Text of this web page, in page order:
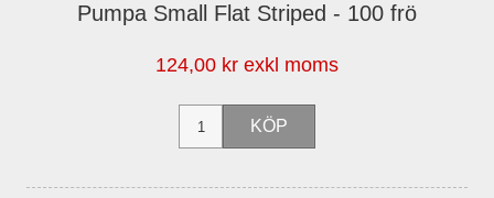
Pumpa Small Flat Striped - 100 frö
124,00 kr exkl moms